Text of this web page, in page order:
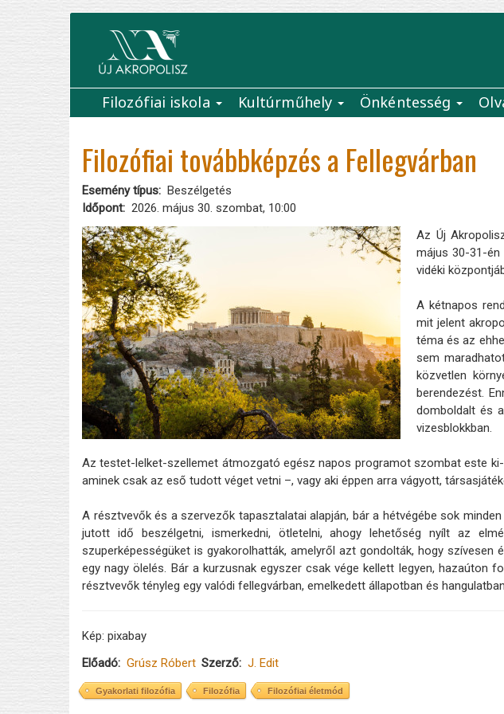
Main
navigation
Filozófiai iskola Kultúrműhely Önkéntesség
Filozófiai továbbképzés a Fellegvárban
Esemény típus
Beszélgetés
Időpont
2026. május 30. szombat, 10:00
Az Új
május 30-31-
vidéki
A kétnapos
mit jelent
téma és az
sem
közvetlen
berendezést.
domboldalt és
vizesblokkban.
Az testet-lelket-szellemet átmozgató egész napos programot szombat este
aminek csak az eső tudott véget vetni –, vagy aki éppen arra vágyott,
A résztvevők és a szervezők tapasztalatai alapján, bár a hétvégébe sok
jutott idő beszélgetni, ismerkedni, ötletelni, ahogy lehetőség nyílt az
szuperképességüket is gyakorolhatták, amelyről azt gondolták, hogy
egy nagy ölelés. Bár a kurzusnak egyszer csak vége kellett legyen, hazaúton
résztvevők tényleg egy valódi fellegvárban, emelkedett állapotban és
Kép: pixabay
Előadó
Grúsz Róbert Szerző J. Edit
Gyakorlati filozófia Filozófia Filozófiai életmód